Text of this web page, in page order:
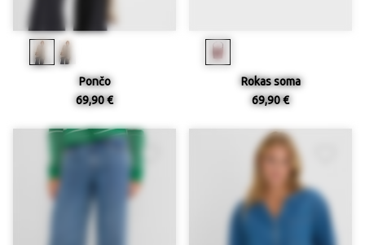
Pončo
69,90 €
Rokas soma
69,90 €